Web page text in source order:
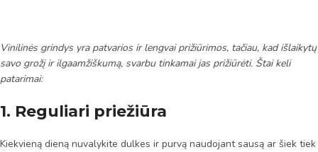
Vinilinės grindys yra patvarios ir lengvai prižiūrimos, tačiau, kad išlaikytų
savo grožį ir ilgaamžiškumą, svarbu tinkamai jas prižiūrėti. Štai keli
patarimai:
1. Reguliari priežiūra
Kiekvieną dieną nuvalykite dulkes ir purvą naudojant sausą ar šiek tiek